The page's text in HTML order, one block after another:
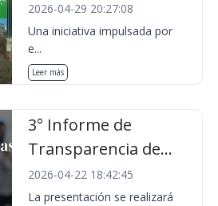
2026-04-29 20:27:08
Una iniciativa impulsada por
e...
Leer más
3° Informe de
Transparencia de...
2026-04-22 18:42:45
La presentación se realizará